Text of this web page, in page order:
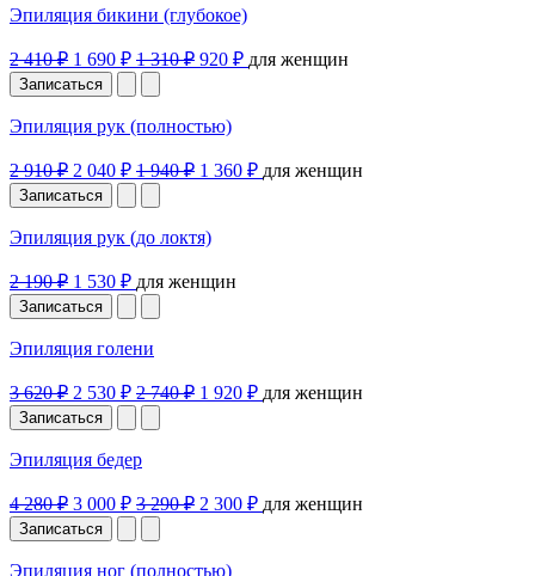
Эпиляция бикини (глубокое)
2 410 ₽ 1 690 ₽ 1 310 ₽ 920 ₽ для женщин
Записаться
Эпиляция рук (полностью)
2 910 ₽ 2 040 ₽ 1 940 ₽ 1 360 ₽ для женщин
Записаться
Эпиляция рук (до локтя)
2 190 ₽ 1 530 ₽ для женщин
Записаться
Эпиляция голени
3 620 ₽ 2 530 ₽ 2 740 ₽ 1 920 ₽ для женщин
Записаться
Эпиляция бедер
4 280 ₽ 3 000 ₽ 3 290 ₽ 2 300 ₽ для женщин
Записаться
Эпиляция ног (полностью)